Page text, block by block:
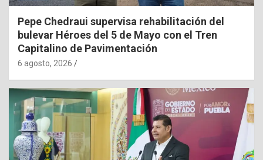
Pepe Chedraui supervisa rehabilitación del
bulevar Héroes del 5 de Mayo con el Tren
Capitalino de Pavimentación
6 agosto, 2026